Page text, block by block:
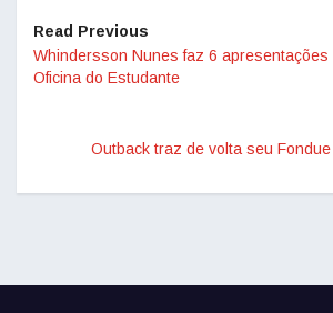
Read Previous
Whindersson Nunes faz 6 apresentações
Oficina do Estudante
Outback traz de volta seu